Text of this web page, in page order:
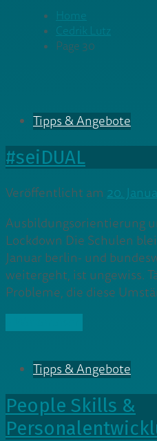
Home
Cedrik Lutz
Page 30
Tipps & Angebote
#seiDUAL
Veröffentlicht am 20.
Ausbildungsorientierung
Lockdown Die Schulen
Januar berlin- und
weitergeht, ist ungewiss.
Probleme, die diese
Tipps & Angebote
People Skills &